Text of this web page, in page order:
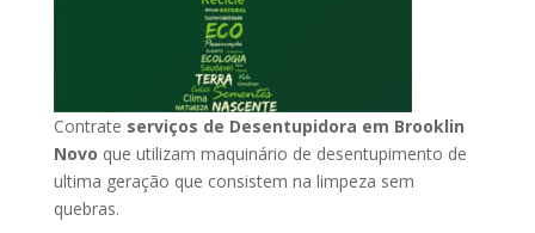
Contrate serviços de Desentupidora em Brooklin
Novo que utilizam maquinário de desentupimento de
ultima geração que consistem na limpeza sem
quebras.